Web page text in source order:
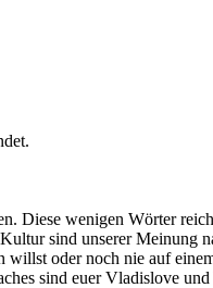
Diese wenigen Wörter
sind unserer Meinung
oder noch nie auf
sind euer Vladislove